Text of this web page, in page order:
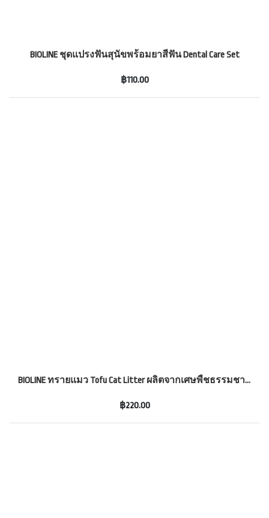
BIOLINE ชุดแปรงฟันสุนัขพร้อมยาสีฟัน Dental Care Set
฿110.00
BIOLINE ทรายแมว Tofu Cat Litter ผลิตจากเศษพืชธรรมชาติ
฿220.00